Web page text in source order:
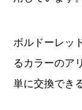
ボルドーレッ
るカラーのア
単に交換でき